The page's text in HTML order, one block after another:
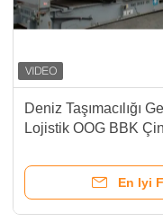
Deniz Taşımacılığı
Lojistik OOG BBK
için nakliye
En Iyi